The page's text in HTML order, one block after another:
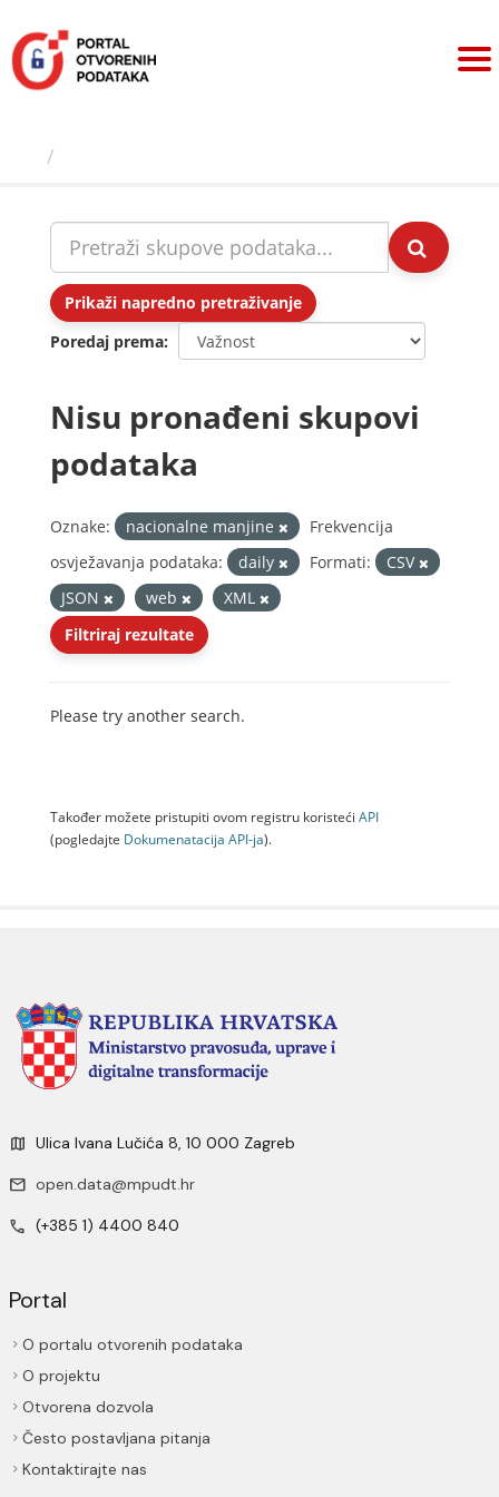
sadržaj
Prikaži napredno pretraživanje
Poredaj prema
Nisu pronađeni skupovi
podataka
Oznake: nacionalne manjine
Frekvencija
osvježavanja podataka:
daily Formati:
CSV
JSON
web
XML
Filtriraj rezultate
Please try another search.
Također možete pristupiti ovom registru koristeći API
(pogledajte Dokumenаtаcijа API-jа).